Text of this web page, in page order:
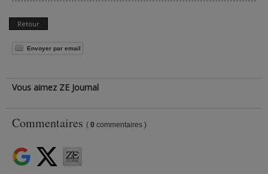
Retour
Envoyer par email
Vous aimez ZE Journal
Commentaires ( 0 commentaires )